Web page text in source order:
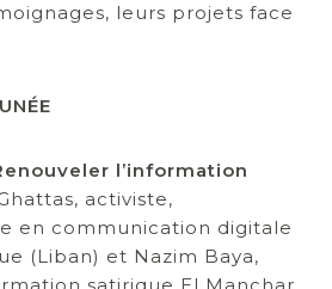
leurs projets face
l’information
activiste,
en communication digitale
(Liban) et Nazim Baya,